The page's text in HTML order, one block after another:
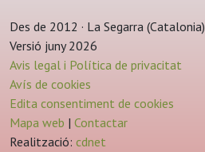
Des de 2012 · La Segarra (Catalonia)
Versió juny 2026
Avis legal i Política de privacitat
Avís de cookies
Edita consentiment de cookies
Mapa web | Contactar
Realització: cdnet